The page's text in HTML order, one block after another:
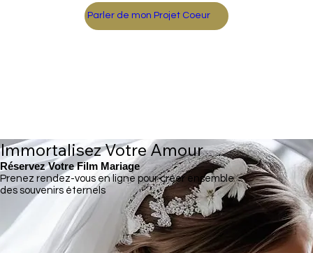
Parler de mon Projet Coeur
Immortalisez Votre Amour
Réservez Votre Film Mariage
Prenez rendez-vous en ligne pour créer ensemble
des souvenirs éternels